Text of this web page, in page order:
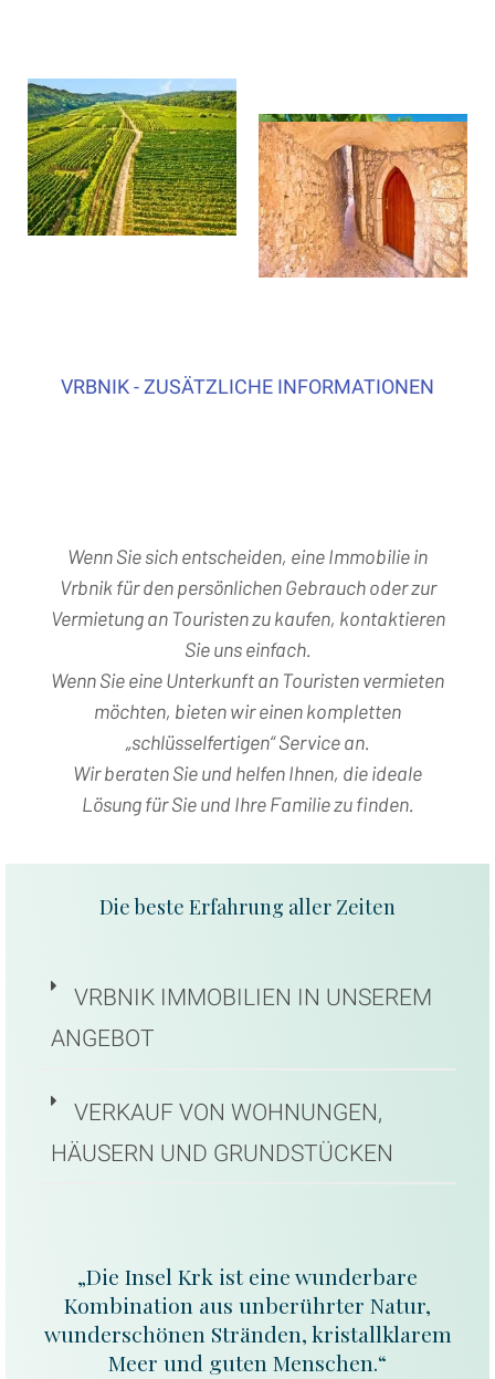
VRBNIK - ZUSÄTZLICHE INFORMATIONEN
Wenn Sie sich entscheiden, eine Immobilie in
Vrbnik für den persönlichen Gebrauch oder zur
Vermietung an Touristen zu kaufen, kontaktieren
Sie uns einfach.
Wenn Sie eine Unterkunft an Touristen vermieten
möchten, bieten wir einen kompletten
„schlüsselfertigen“ Service an.
Wir beraten Sie und helfen Ihnen, die ideale
Lösung für Sie und Ihre Familie zu finden.
Die beste Erfahrung aller Zeiten
VRBNIK IMMOBILIEN IN UNSEREM
ANGEBOT
VERKAUF VON WOHNUNGEN,
HÄUSERN UND GRUNDSTÜCKEN
„Die Insel Krk ist eine wunderbare
Kombination aus unberührter Natur,
wunderschönen Stränden, kristallklarem
Meer und guten Menschen.“